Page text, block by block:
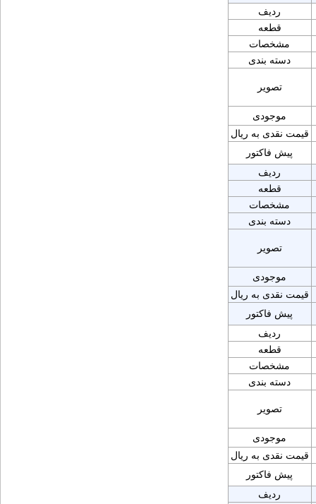
ردیف
قطعه
مشخصات
دسته بندی
تصویر
موجودی
قیمت نقدی به ریال
پیش فاکتور
ردیف
قطعه
مشخصات
دسته بندی
تصویر
موجودی
قیمت نقدی به ریال
پیش فاکتور
ردیف
قطعه
مشخصات
دسته بندی
تصویر
موجودی
قیمت نقدی به ریال
پیش فاکتور
ردیف